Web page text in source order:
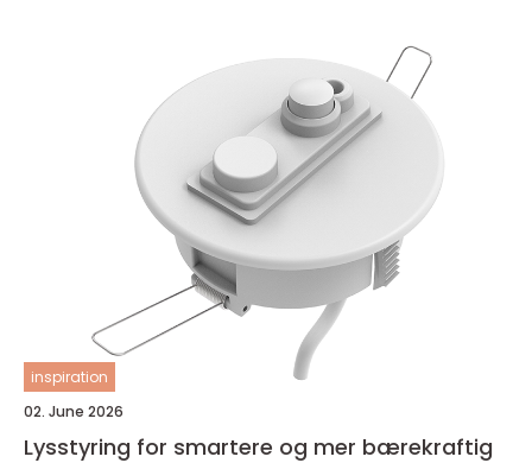
inspiration
02. June 2026
Lysstyring for smartere og mer bærekraftig